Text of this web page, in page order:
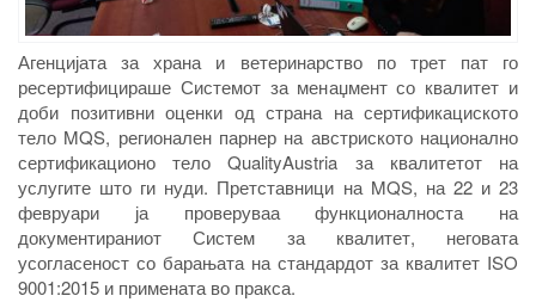
Агенцијата за храна и ветеринарство по трет пат го
ресертифицираше Системот за менаџмент со квалитет и
доби позитивни оценки од страна на сертификациското
тело MQS, регионален парнер на австриското национално
сертификационо тело QualityAustria за квалитетот на
услугите што ги нуди. Претставници на MQS, на 22 и 23
февруари ја проверуваа функционалноста на
документираниот Систем за квалитет, неговата
усогласеност со барањата на стандардот за квалитет ISO
9001:2015 и примената во пракса.